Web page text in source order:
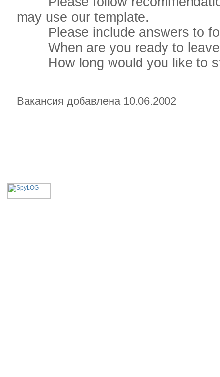
may use our template.
Please include answers to
When are you ready to leave
How long would you like to
Вакансия добавлена 10.06.2002